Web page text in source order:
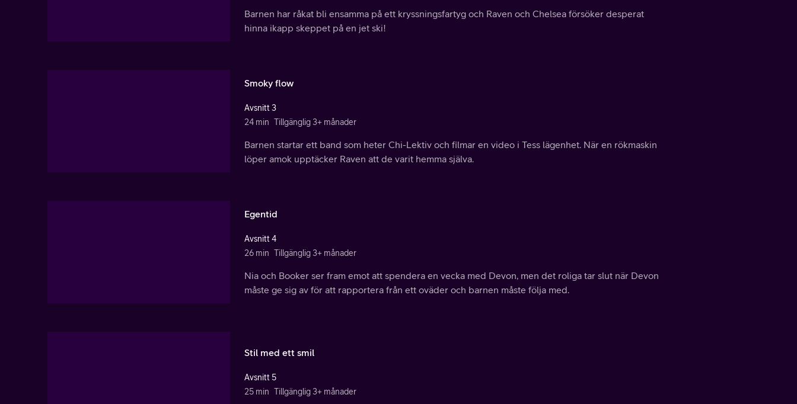
Barnen har råkat bli ensamma på ett kryssningsfartyg och Raven och Chelsea försöker desperat
hinna ikapp skeppet på en jet ski!
Smoky flow
Avsnitt 3
24 min Tillgänglig 3+ månader
Barnen startar ett band som heter Chi-Lektiv och filmar en video i Tess lägenhet. När en rökmaskin
löper amok upptäcker Raven att de varit hemma själva.
Egentid
Avsnitt 4
26 min Tillgänglig 3+ månader
Nia och Booker ser fram emot att spendera en vecka med Devon, men det roliga tar slut när Devon
måste ge sig av för att rapportera från ett oväder och barnen måste följa med.
Stil med ett smil
Avsnitt 5
25 min Tillgänglig 3+ månader